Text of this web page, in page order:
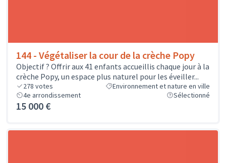
144 - Végétaliser la cour de la crèche Popy
Objectif ? Offrir aux 41 enfants accueillis chaque jour à la
crèche Popy, un espace plus naturel pour les éveiller...
278 votes
Environnement et nature en ville
4e arrondissement
Sélectionné
15 000 €